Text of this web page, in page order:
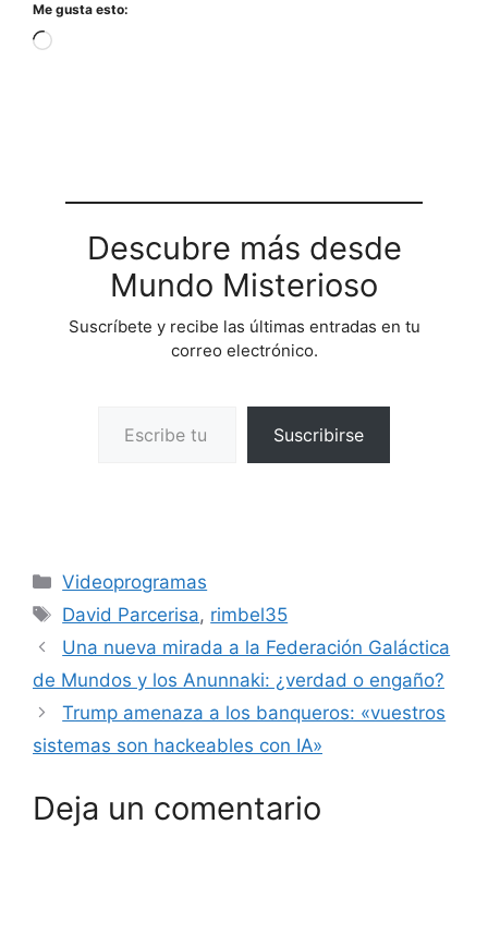
Me gusta esto:
Cargando...
Descubre más desde
Mundo Misterioso
Suscríbete y recibe las últimas entradas en tu
correo electrónico.
Suscribirse
Categorías
Videoprogramas
Etiquetas
David Parcerisa, rimbel35
Una nueva mirada a la Federación Galáctica
de Mundos y los Anunnaki: ¿verdad o engaño?
Trump amenaza a los banqueros: «vuestros
sistemas son hackeables con IA»
Deja un comentario